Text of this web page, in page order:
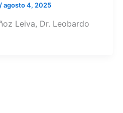
/agosto 4, 2025
Leiva, Dr. Leobardo